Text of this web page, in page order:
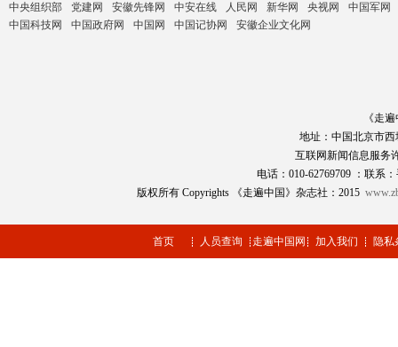
中央组织部
党建网 安徽先锋网 中安在线 人民网 新华网 央视网
中国军网
中国科技网
中国政府网 中国网 中国记协网 安徽企业文化网
《走
地址：中国北京市
互联网新闻信息服务
电话：010-62769709 ：联系
版权所有 Copyrights 《走遍中国》杂志社：2015
首页 人员查询 走遍中国网 加入我们 隐私